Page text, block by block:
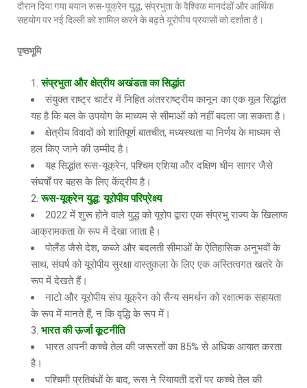
दौरान दिया गया बयान रूस-यूक्रेन युद्ध, संप्रभुता के वैश्विक मानदंडों और आर्थिक
सहयोग पर नई दिल्ली को शामिल करने के बढ़ते यूरोपीय प्रयासों को दर्शाता है।
पृष्ठभूमि
संप्रभुता और क्षेत्रीय अखंडता का सिद्धांत
संयुक्त राष्ट्र चार्टर में निहित अंतरराष्ट्रीय कानून का एक मूल सिद्धांत
यह है कि बल के उपयोग के माध्यम से सीमाओं को नहीं बदला जा सकता है।
क्षेत्रीय विवादों को शांतिपूर्ण बातचीत, मध्यस्थता या निर्णय के माध्यम से
हल किए जाने की उम्मीद है।
यह सिद्धांत रूस-यूक्रेन, पश्चिम एशिया और दक्षिण चीन सागर जैसे
संघर्षों पर बहस के लिए केंद्रीय है।
रूस-यूक्रेन युद्ध: यूरोपीय परिप्रेक्ष्य
2022 में शुरू होने वाले युद्ध को यूरोप द्वारा एक संप्रभु राज्य के खिलाफ
आक्रामकता के रूप में देखा जाता है।
पोलैंड जैसे देश, कब्जे और बदलती सीमाओं के ऐतिहासिक अनुभवों के
साथ, संघर्ष को यूरोपीय सुरक्षा वास्तुकला के लिए एक अस्तित्वगत खतरे के
रूप में देखते हैं।
नाटो और यूरोपीय संघ यूक्रेन को सैन्य समर्थन को रक्षात्मक सहायता
के रूप में मानते हैं, न कि वृद्धि के रूप में।
भारत की ऊर्जा कूटनीति
भारत अपनी कच्चे तेल की जरूरतों का 85% से अधिक आयात करता
है।
पश्चिमी प्रतिबंधों के बाद, रूस ने रियायती दरों पर कच्चे तेल की